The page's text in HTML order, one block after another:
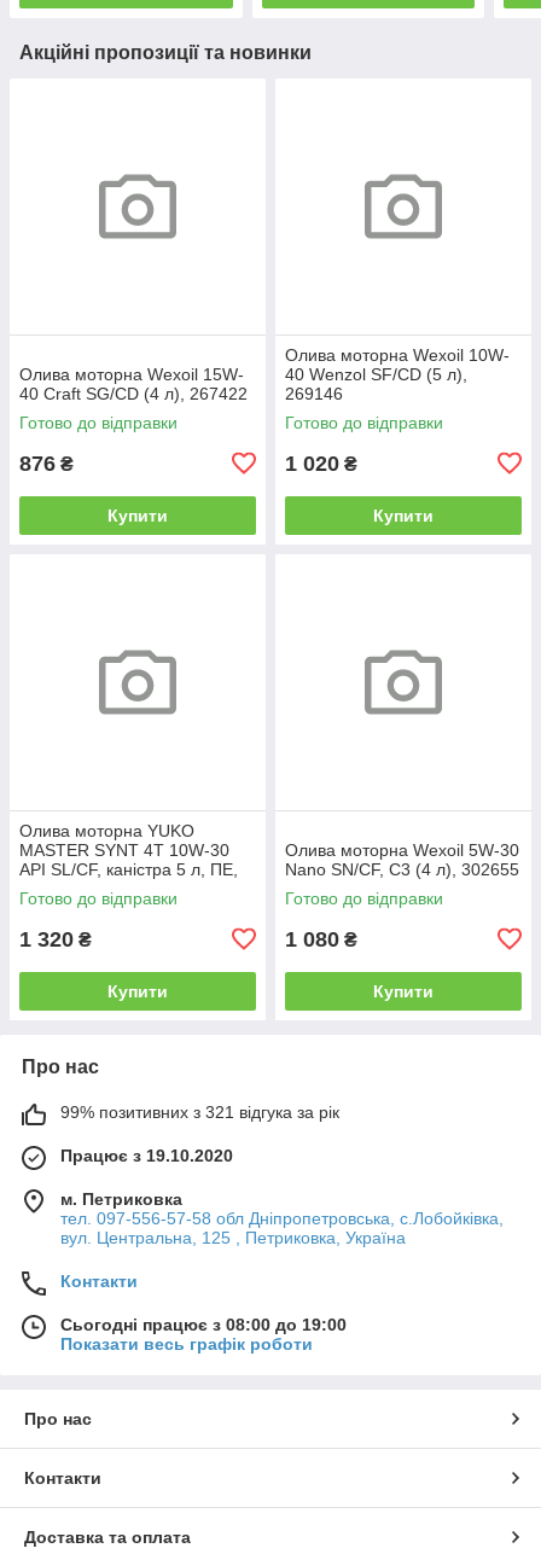
Акційні пропозиції та новинки
Олива моторна Wexoil 15W-
40 Craft SG/CD (4 л), 267422
Готово до відправки
876 ₴
Купити
Олива моторна Wexoil 10W-
40 Wenzol SF/CD (5 л),
269146
Готово до відправки
1 020 ₴
Купити
Олива моторна YUKO
MASTER SYNT 4T 10W-30
API SL/CF, каністра 5 л, ПЕ,
26706
Готово до відправки
1 320 ₴
Купити
Олива моторна Wexoil 5W-30
Nano SN/CF, C3 (4 л), 302655
Готово до відправки
1 080 ₴
Купити
Про нас
99% позитивних з 321 відгука за рік
Працює з 19.10.2020
м. Петриковка
тел. 097-556-57-58 обл Дніпропетровська, с.Лобойківка,
вул. Центральна, 125 , Петриковка, Україна
Контакти
Сьогодні працює з 08:00 до 19:00
Показати весь графік роботи
Про нас
Контакти
Доставка та оплата